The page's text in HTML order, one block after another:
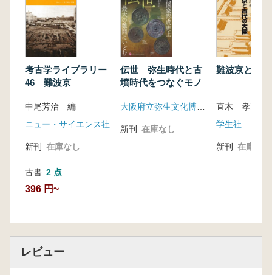
考古学ライブラリー
46 難波京
中尾芳治 編
ニュー・サイエンス社
新刊 在庫なし
古書 2 点
396 円~
伝世 弥生時代と古
墳時代をつなぐモノ
大阪府立弥生文化博物館
新刊 在庫なし
難波京と古
直木 孝次郎
学生社
新刊 在庫なし
レビュー